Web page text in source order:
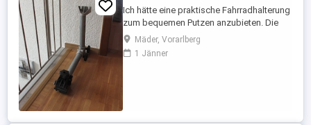
Ich hätte eine praktische Fahrradhalterung
zum bequemen Putzen anzubieten. Die
Halterung ist aus verzinktem Stahlrohr,
das Rohr ist schwenk- und drehbar und
steht ausgeschwenkt 55 cm heraus. Die
Mäder, Vorarlberg
1 Jänner